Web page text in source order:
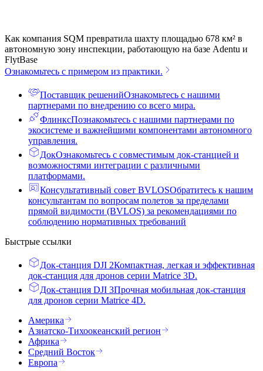
Как компания SQM превратила шахту площадью 678 км² в
автономную зону инспекции, работающую на базе Adentu и
FlytBase
Ознакомьтесь с примером из практики.
Поставщик решенийОзнакомьтесь с нашими
партнерами по внедрению со всего мира.
ФлинксПознакомьтесь с нашими партнерами по
экосистеме и важнейшими компонентами автономного
управления.
ДокОзнакомьтесь с совместимым док-станцией и
возможностями интеграции с различными
платформами.
Консультативный совет BVLOSОбратитесь к нашим
консультантам по вопросам полетов за пределами
прямой видимости (BVLOS) за рекомендациями по
соблюдению нормативных требований
Быстрые ссылки
Док-станция DJI 2Компактная, легкая и эффективная
док-станция для дронов серии Matrice 3D.
Док-станция DJI 3Прочная мобильная док-станция
для дронов серии Matrice 4D.
Америка
Азиатско-Тихоокеанский регион
Африка
Средний Восток
Европа